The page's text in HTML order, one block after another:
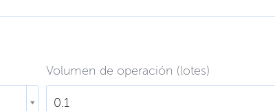
Volumen de operación (lotes)